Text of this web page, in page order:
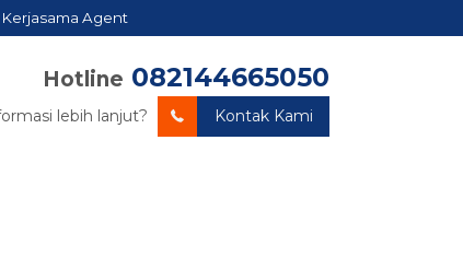
Kerjasama Agent
Hotline 082144665050
lebih lanjut? Kontak Kami